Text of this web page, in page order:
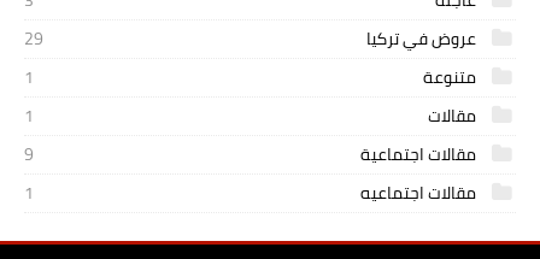
عروض في تركيا
29
متنوعة
1
مقالات
1
مقالات اجتماعية
9
مقالات اجتماعيه
1